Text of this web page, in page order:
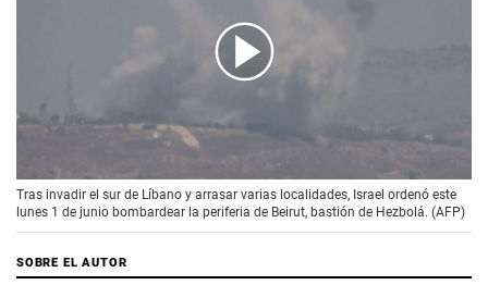
Tras invadir el sur de Líbano y arrasar varias localidades, Israel ordenó este
lunes 1 de junio bombardear la periferia de Beirut, bastión de Hezbolá. (AFP)
SOBRE EL AUTOR